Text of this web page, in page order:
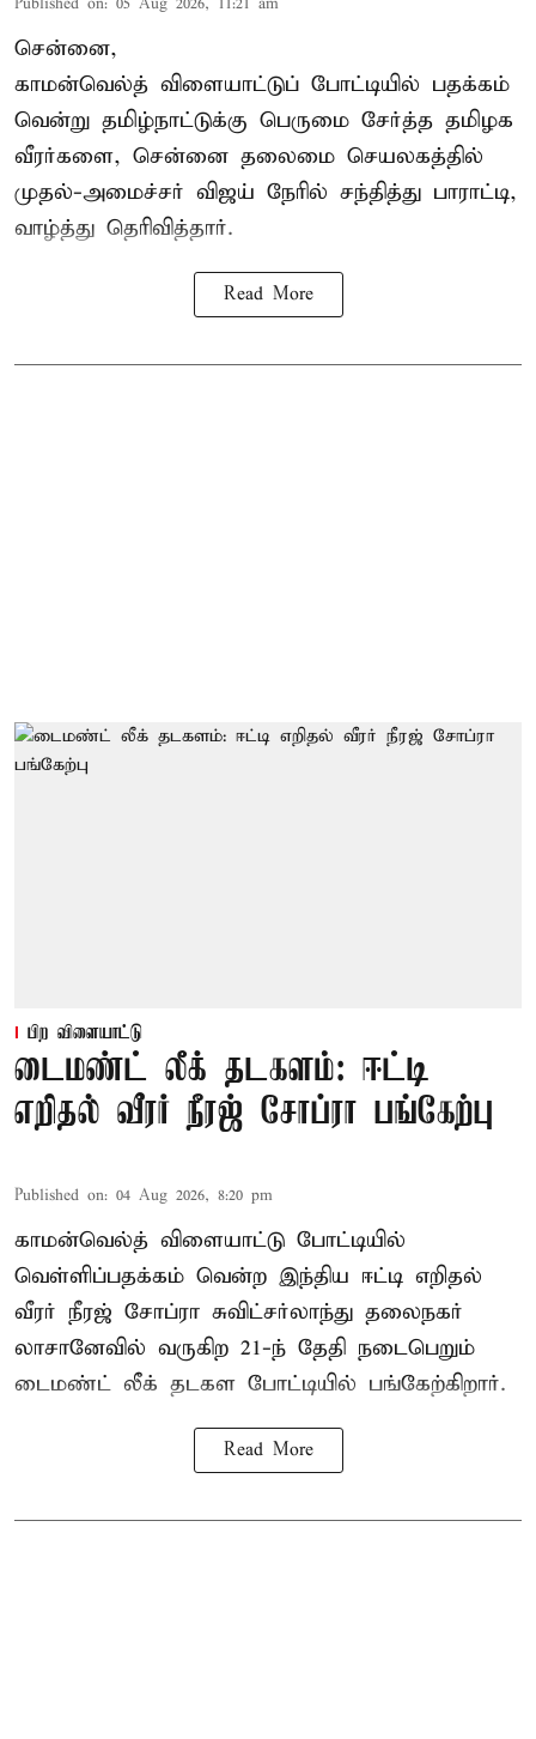
Published on: 05 Aug 2026, 11:21 am
சென்னை,
காமன்வெல்த் விளையாட்டுப் போட்டியில் பதக்கம்
வென்று தமிழ்நாட்டுக்கு பெருமை சேர்த்த தமிழக
வீரர்களை, சென்னை தலைமை செயலகத்தில்
முதல்-அமைச்சர் விஜய் நேரில் சந்தித்து பாராட்டி,
வாழ்த்து தெரிவித்தார்.
Read More
பிற விளையாட்டு
டைமண்ட் லீக் தடகளம்: ஈட்டி
எறிதல் வீரர் நீரஜ் சோப்ரா பங்கேற்பு
Published on: 04 Aug 2026, 8:20 pm
காமன்வெல்த் விளையாட்டு போட்டியில்
வெள்ளிப்பதக்கம் வென்ற இந்திய ஈட்டி எறிதல்
வீரர் நீரஜ் சோப்ரா சுவிட்சர்லாந்து தலைநகர்
லாசானேவில் வருகிற 21-ந் தேதி நடைபெறும்
டைமண்ட் லீக் தடகள போட்டியில் பங்கேற்கிறார்.
Read More